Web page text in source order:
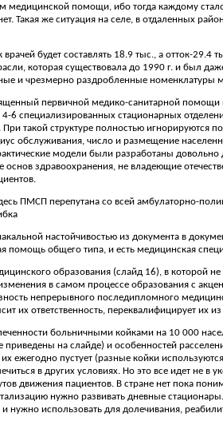
медицинской помощи, ибо тогда каждому
Такая же ситуация на селе, в отдаленных
будет составлять 18.9 тыс., а отток-29.4
которая существовала до 1990 г. и был
и чрезмерно раздробленные номенклатуры
первичной медико-санитарной
специализированных стационарных
такой структуре полностью игнорируются
обслуживания, число и размещение
модели были разработаны
здравоохранения, не владеющие
ПМСП перепутана со всей амбулаторно-
настойчивостью из документа в
помощь общего типа, и есть медицинская
образования (слайд 16), в которой
в самом процессе образования с
непрерывного последипломного
их ответственность, переквалифицирует их из
больничными койками на 10 000
приведены на слайде) и особенностей
ежегодно пустует (разные койки
в других условиях. Но это все идет не в
движения пациентов. В стране нет пока
нужно развивать дневные
нужно использовать для долечивания,